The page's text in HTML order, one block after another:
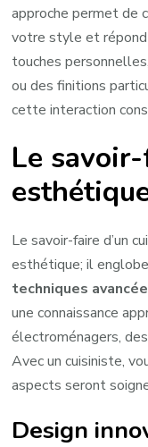
approche permet de
votre style et répond
touches
ou des finitions
cette interaction
Le
Le savoir-faire d’un
esthétique; il
techniques
une connaissance
électroménagers,
Avec un cuisiniste,
aspects seront
Design